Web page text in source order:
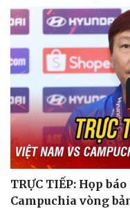
TRỰC TIẾP: Họp
Campuchia vòng